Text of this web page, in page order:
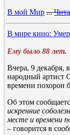
В мой Мир ...
В мире кино:
Ему было 88 лет.
Вчера, 9 декабря,
народный артист
времени похорон
Об этом
искренние
месте и времени
– говорится в